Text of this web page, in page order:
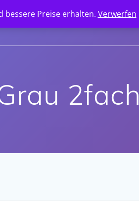
bessere Preise erhalten. Verwerfen
2fach